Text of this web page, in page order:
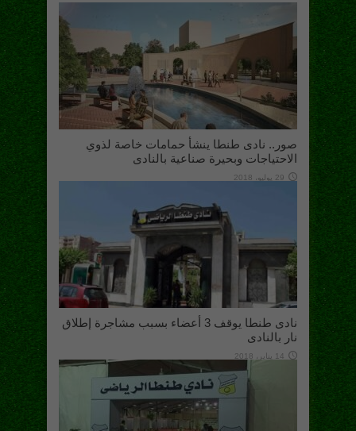
صور.. نادى طنطا ينشأ حمامات خاصة لذوي
الاحتياجات وبحيرة صناعية بالنادى
29 يوليو، 2018
نادى طنطا يوقف 3 أعضاء بسبب مشاجرة إطلاق
نار بالنادى
14 يناير، 2018